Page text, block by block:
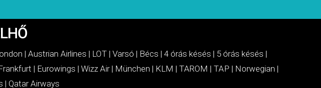
| Austrian Airlines | LOT | Varsó | Bécs | 4 órás késés | 5 órás késés |
| Eurowings | Wizz Air| München | KLM | TAROM | TAP | Norwegian |
| Qatar Airways